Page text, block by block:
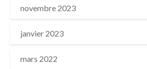
novembre 2023
janvier 2023
mars 2022